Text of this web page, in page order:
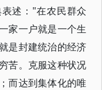
述："在农民群众
家一户就是一个生
是封建统治的经济
苦。克服这种状况
而达到集体化的唯